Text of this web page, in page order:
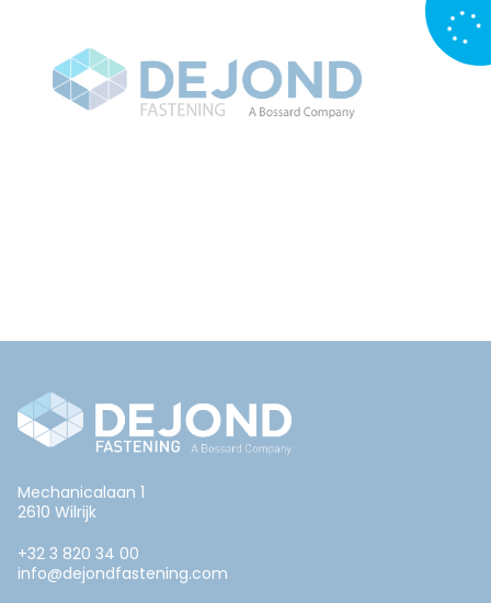
Mechanicalaan 1
2610 Wilrijk
+32 3 820 34 00
info@dejondfastening.com